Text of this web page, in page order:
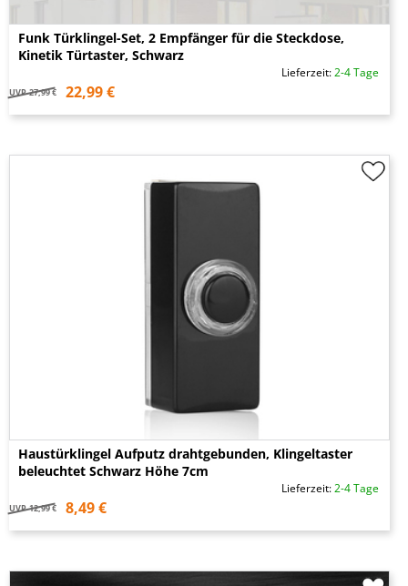
Funk Türklingel-Set, 2 Empfänger für die Steckdose,
Kinetik Türtaster, Schwarz
Lieferzeit:2-4 Tage
UVP 27,99 € 22,99 €
Haustürklingel Aufputz drahtgebunden, Klingeltaster
beleuchtet Schwarz Höhe 7cm
Lieferzeit:2-4 Tage
UVP 12,99 € 8,49 €